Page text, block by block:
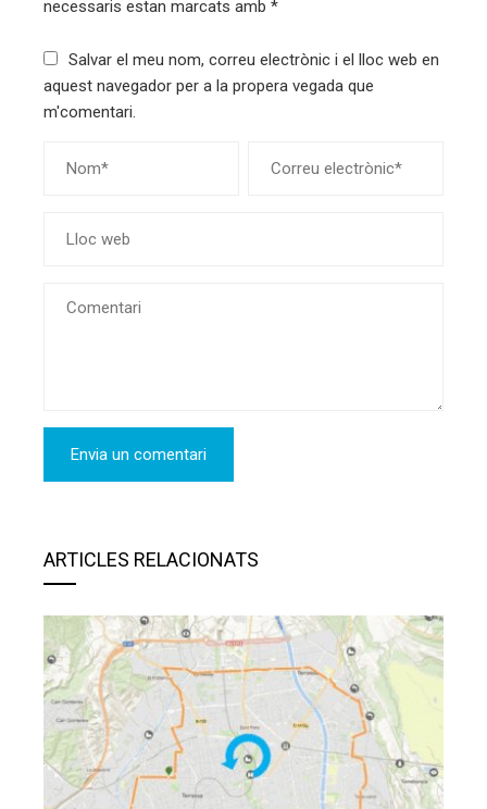
necessaris estan marcats amb *
Salvar el meu nom, correu electrònic i el lloc web en
aquest navegador per a la propera vegada que
m'comentari.
ARTICLES RELACIONATS